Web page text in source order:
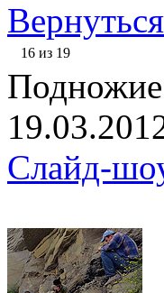
16 из 19
Слайд-